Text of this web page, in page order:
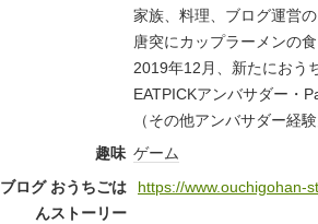
家族、料理、ブログ運営
唐突にカップラーメンの
2019年12月、新たにおう
EATPICKアンバサダー・
（その他アンバサダー経験
趣味 ゲーム
ブログ おうちごは
んストーリー
https://www.ouchigohan-